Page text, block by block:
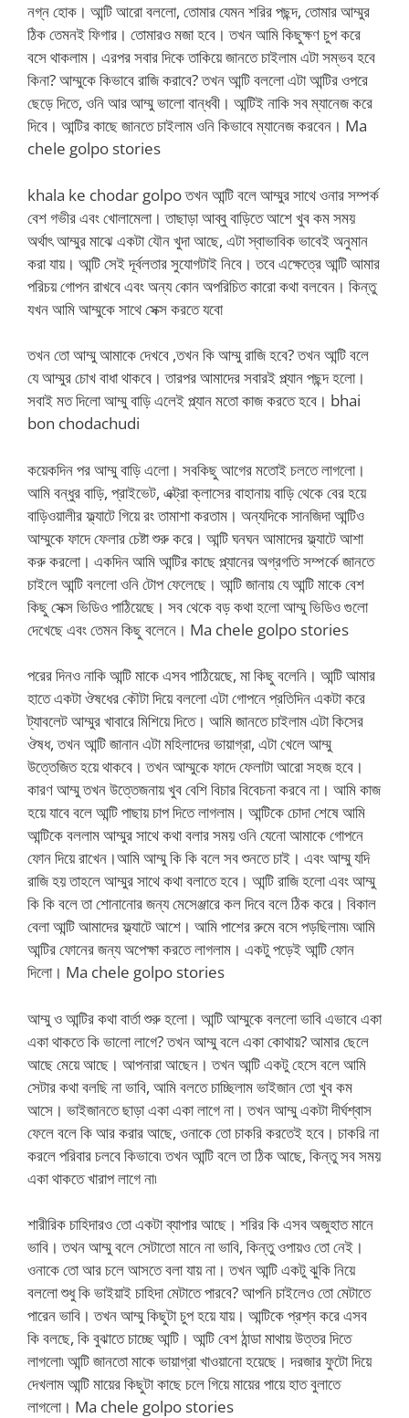
নগ্ন হোক। আন্টি আরো বললো, তোমার যেমন শরির পছন্দ, তোমার আম্মুর
ঠিক তেমনই ফিগার। তোমারও মজা হবে। তখন আমি কিছুক্ষণ চুপ করে
বসে থাকলাম। এরপর সবার দিকে তাকিয়ে জানতে চাইলাম এটা সম্ভব হবে
কিনা? আম্মুকে কিভাবে রাজি করাবে? তখন আন্টি বললো এটা আন্টির ওপরে
ছেড়ে দিতে, ওনি আর আম্মু ভালো বান্ধবী। আন্টিই নাকি সব ম্যানেজ করে
দিবে। আন্টির কাছে জানতে চাইলাম ওনি কিভাবে ম্যানেজ করবেন। Ma
chele golpo stories
khala ke chodar golpo তখন আন্টি বলে আম্মুর সাথে ওনার সম্পর্ক
বেশ গভীর এবং খোলামেলা। তাছাড়া আব্বু বাড়িতে আশে খুব কম সময়
অর্থাৎ আম্মুর মাঝে একটা যৌন খুদা আছে, এটা স্বাভাবিক ভাবেই অনুমান
করা যায়। আন্টি সেই দূর্বলতার সুযোগটাই নিবে। তবে এক্ষেত্রে আন্টি আমার
পরিচয় গোপন রাখবে এবং অন্য কোন অপরিচিত কারো কথা বলবেন। কিন্তু
যখন আমি আম্মুকে সাথে সেক্স করতে যবো
তখন তো আম্মু আমাকে দেখবে ,তখন কি আম্মু রাজি হবে? তখন আন্টি বলে
যে আম্মুর চোখ বাধা থাকবে। তারপর আমাদের সবারই প্ল্যান পছন্দ হলো।
সবাই মত দিলো আম্মু বাড়ি এলেই প্ল্যান মতো কাজ করতে হবে। bhai
bon chodachudi
কয়েকদিন পর আম্মু বাড়ি এলো। সবকিছু আগের মতোই চলতে লাগলো।
আমি বন্ধুর বাড়ি, প্রাইভেট, এক্ট্রা ক্লাসের বাহানায় বাড়ি থেকে বের হয়ে
বাড়িওয়ালীর ফ্ল্যাটে গিয়ে রং তামাশা করতাম। অন্যদিকে সানজিদা আন্টিও
আম্মুকে ফাদে ফেলার চেষ্টা শুরু করে। আন্টি ঘনঘন আমাদের ফ্ল্যাটে আশা
করু করলো। একদিন আমি আন্টির কাছে প্ল্যানের অগ্রগতি সম্পর্কে জানতে
চাইলে আন্টি বললো ওনি টোপ ফেলেছে। আন্টি জানায় যে আন্টি মাকে বেশ
কিছু সেক্স ভিডিও পাঠিয়েছে। সব থেকে বড় কথা হলো আম্মু ভিডিও গুলো
দেখেছে এবং তেমন কিছু বলেনে। Ma chele golpo stories
পরের দিনও নাকি আন্টি মাকে এসব পাঠিয়েছে, মা কিছু বলেনি। আন্টি আমার
হাতে একটা ঔষধের কৌটা দিয়ে বললো এটা গোপনে প্রতিদিন একটা করে
ট্যাবলেট আম্মুর খাবারে মিশিয়ে দিতে। আমি জানতে চাইলাম এটা কিসের
ঔষধ, তখন আন্টি জানান এটা মহিলাদের ভায়াগ্রা, এটা খেলে আম্মু
উত্তেজিত হয়ে থাকবে। তখন আম্মুকে ফাদে ফেলাটা আরো সহজ হবে।
কারণ আম্মু তখন উত্তেজনায় খুব বেশি বিচার বিবেচনা করবে না। আমি কাজ
হয়ে যাবে বলে আন্টি পাছায় চাপ দিতে লাগলাম। আন্টিকে চোদা শেষে আমি
আন্টিকে বললাম আম্মুর সাথে কথা বলার সময় ওনি যেনো আমাকে গোপনে
ফোন দিয়ে রাখেন।আমি আম্মু কি কি বলে সব শুনতে চাই। এবং আম্মু যদি
রাজি হয় তাহলে আম্মুর সাথে কথা বলাতে হবে। আন্টি রাজি হলো এবং আম্মু
কি কি বলে তা শোনানোর জন্য মেসেঞ্জারে কল দিবে বলে ঠিক করে। বিকাল
বেলা আন্টি আমাদের ফ্ল্যাটে আশে। আমি পাশের রুমে বসে পড়ছিলাম৷ আমি
আন্টির ফোনের জন্য অপেক্ষা করতে লাগলাম। একটু পড়েই আন্টি ফোন
দিলো। Ma chele golpo stories
আম্মু ও আন্টির কথা বার্তা শুরু হলো। আন্টি আম্মুকে বললো ভাবি এভাবে একা
একা থাকতে কি ভালো লাগে? তখন আম্মু বলে একা কোথায়? আমার ছেলে
আছে মেয়ে আছে। আপনারা আছেন। তখন আন্টি একটু হেসে বলে আমি
সেটার কথা বলছি না ভাবি, আমি বলতে চাচ্ছিলাম ভাইজান তো খুব কম
আসে। ভাইজানতে ছাড়া একা একা লাগে না। তখন আম্মু একটা দীর্ঘশ্বাস
ফেলে বলে কি আর করার আছে, ওনাকে তো চাকরি করতেই হবে। চাকরি না
করলে পরিবার চলবে কিভাবে৷ তখন আন্টি বলে তা ঠিক আছে, কিন্তু সব সময়
একা থাকতে খারাপ লাগে না৷
শারীরিক চাহিদারও তো একটা ব্যাপার আছে। শরির কি এসব অজুহাত মানে
ভাবি। তথন আম্মু বলে সেটাতো মানে না ভাবি, কিন্তু ওপায়ও তো নেই।
ওনাকে তো আর চলে আসতে বলা যায় না। তখন আন্টি একটু ঝুকি নিয়ে
বললো শুধু কি ভাইয়াই চাহিদা মেটাতে পারবে? আপনি চাইলেও তো মেটাতে
পারেন ভাবি। তখন আম্মু কিছুটা চুপ হয়ে যায়। আন্টিকে প্রশ্ন করে এসব
কি বলছে, কি বুঝাতে চাচ্ছে আন্টি। আন্টি বেশ ঠান্ডা মাথায় উত্তর দিতে
লাগলো৷ আন্টি জানতো মাকে ভায়াগ্রা খাওয়ানো হয়েছে। দরজার ফুটো দিয়ে
দেখলাম আন্টি মায়ের কিছুটা কাছে চলে গিয়ে মায়ের পায়ে হাত বুলাতে
লাগলো। Ma chele golpo stories